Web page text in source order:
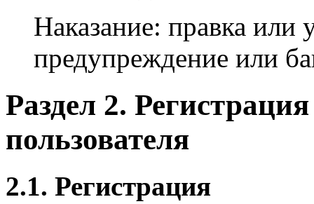
Наказание: правка или
предупреждение или
Раздел 2.
пользователя
2.1. Регистрация